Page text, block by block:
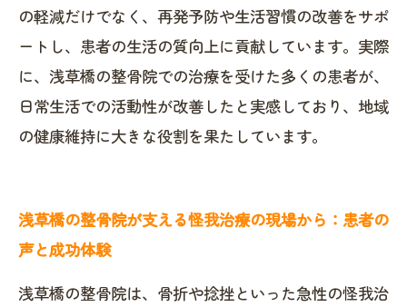
の軽減だけでなく、再発予防や生活習慣の改善をサポ
ートし、患者の生活の質向上に貢献しています。実際
に、浅草橋の整骨院での治療を受けた多くの患者が、
日常生活での活動性が改善したと実感しており、地域
の健康維持に大きな役割を果たしています。
浅草橋の整骨院が支える怪我治療の現場から：患者の
声と成功体験
浅草橋の整骨院は、骨折や捻挫といった急性の怪我治